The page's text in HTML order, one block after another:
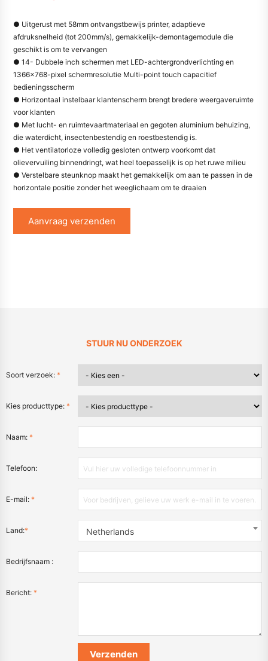
● Uitgerust met 58mm ontvangstbewijs printer, adaptieve
afdruksnelheid (tot 200mm/s), gemakkelijk-demontagemodule die
geschikt is om te vervangen
● 14- Dubbele inch schermen met LED-achtergrondverlichting en
1366×768-pixel schermresolutie Multi-point touch capacitief
bedieningsscherm
● Horizontaal instelbaar klantenscherm brengt bredere weergaveruimte
voor klanten
● Met lucht- en ruimtevaartmateriaal en gegoten aluminium behuizing,
die waterdicht, insectenbestendig en roestbestendig is.
● Het ventilatorloze volledig gesloten ontwerp voorkomt dat
olievervuiling binnendringt, wat heel toepasselijk is op het ruwe milieu
● Verstelbare steunknop maakt het gemakkelijk om aan te passen in de
horizontale positie zonder het weeglichaam om te draaien
Aanvraag verzenden
STUUR NU ONDERZOEK
Soort verzoek: *
Kies producttype: *
Naam: *
Telefoon:
E-mail: *
Land:* Netherlands
Bedrijfsnaam :
Bericht: *